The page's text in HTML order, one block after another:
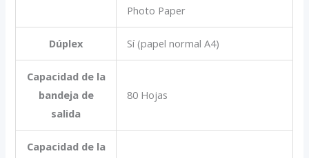
Photo Paper
Dúplex Sí (papel normal A4)
Capacidad de la
bandeja de
salida
80 Hojas
Capacidad de la